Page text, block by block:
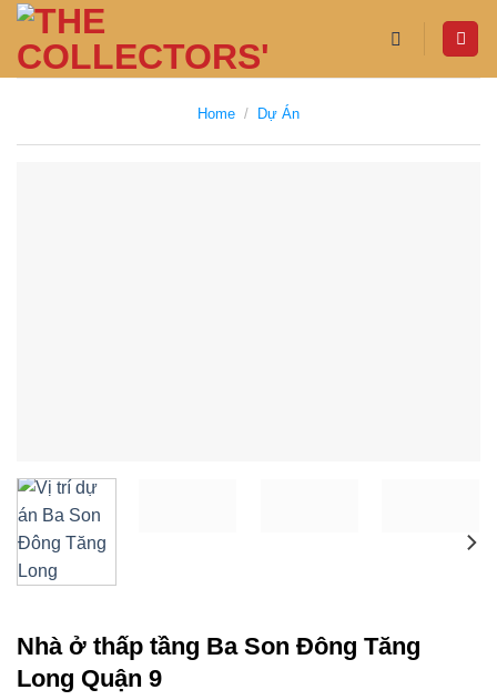
Skip
content
Home / Dự Án
Nhà ở thấp tầng Ba Son Đông Tăng
Long Quận 9